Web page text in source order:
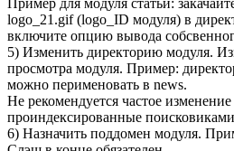
logo_21.gif (logo_ID модуля) в
включите опцию вывода
5) Изменить директорию модуля.
просмотра модуля. Пример:
можно перименовать в news.
Не рекомендуется частое
проиндексированные
6) Назначить поддомен модуля.